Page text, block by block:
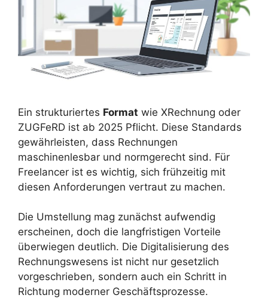
Ein strukturiertes Format wie XRechnung oder
ZUGFeRD ist ab 2025 Pflicht. Diese Standards
gewährleisten, dass Rechnungen
maschinenlesbar und normgerecht sind. Für
Freelancer ist es wichtig, sich frühzeitig mit
diesen Anforderungen vertraut zu machen.
Die Umstellung mag zunächst aufwendig
erscheinen, doch die langfristigen Vorteile
überwiegen deutlich. Die Digitalisierung des
Rechnungswesens ist nicht nur gesetzlich
vorgeschrieben, sondern auch ein Schritt in
Richtung moderner Geschäftsprozesse.